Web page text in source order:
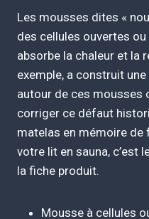
Les mousses dites «
des cellules ouvertes
absorbe la chaleur et la
exemple, a construit
autour de ces mousses
corriger ce défaut
matelas en mémoire
votre lit en sauna, c’est
la fiche produit.
Mousse à cellules